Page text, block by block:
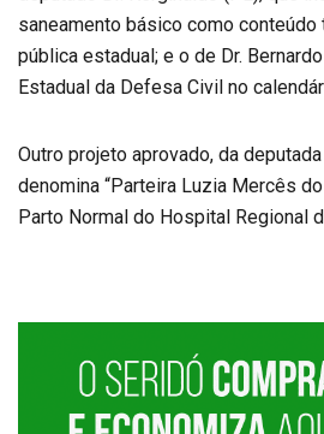
saneamento básico como conteúdo
pública estadual; e o de Dr.
Estadual da Defesa Civil no
Outro projeto aprovado, da
denomina “Parteira Luzia Mercês
Parto Normal do Hospital Regional